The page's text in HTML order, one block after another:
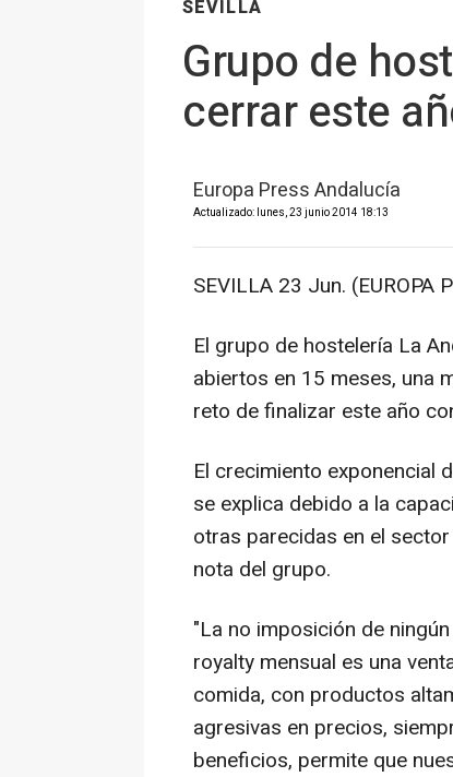
SEVILLA
Grupo de
cerrar este
Europa Press Andalucía
Actualizado: lunes, 23 junio 2014 18:13
SEVILLA 23 Jun. (EUROPA
El grupo de hostelería La
abiertos en 15 meses, una
reto de finalizar este año
El crecimiento exponencial
se explica debido a la
otras parecidas en el
nota del grupo.
"La no imposición de
royalty mensual es una
comida, con productos
agresivas en precios,
beneficios, permite que